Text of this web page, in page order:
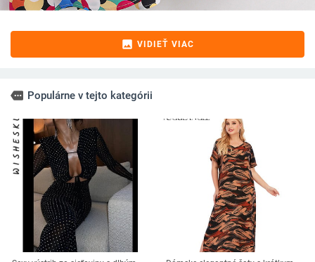
image VIDIEŤ VIAC
more Populárne v tejto kategórii